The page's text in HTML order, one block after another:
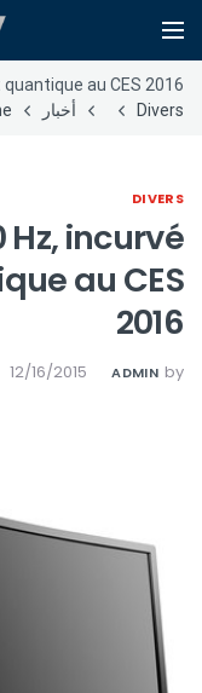
au CES 2016
Divers
أخبار
DIVERS
Hz, incurvé
au CES
2016
by
ADMIN
12/16/2015